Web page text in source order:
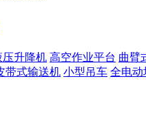
压升降机 高空作业平台 曲臂
带式输送机 小型吊车 全电动